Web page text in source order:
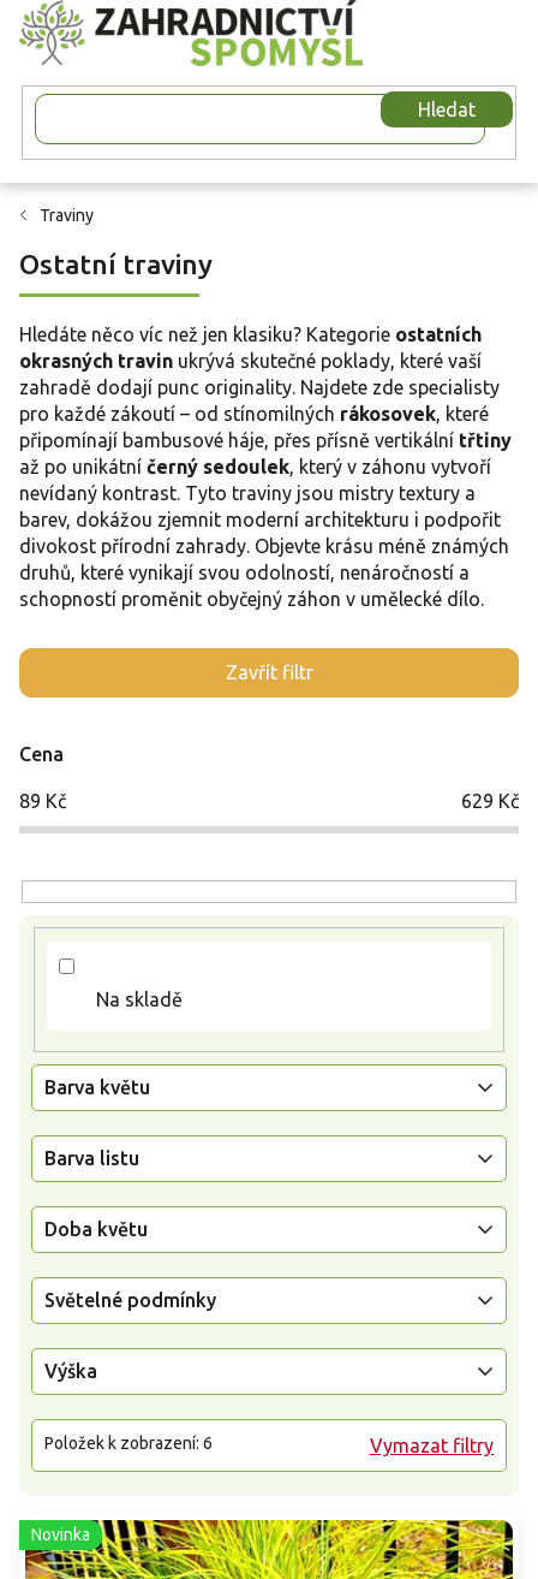
Přejít
na
obsah
Hledat
Traviny
Ostatní traviny
Hledáte něco víc než jen klasiku? Kategorie ostatních
okrasných travin ukrývá skutečné poklady, které vaší
zahradě dodají punc originality. Najdete zde specialisty
pro každé zákoutí – od stínomilných rákosovek , které
připomínají bambusové háje, přes přísně vertikální třtiny
až po unikátní černý sedoulek , který v záhonu vytvoří
nevídaný kontrast. Tyto traviny jsou mistry textury a
barev, dokážou zjemnit moderní architekturu i podpořit
divokost přírodní zahrady. Objevte krásu méně známých
druhů, které vynikají svou odolností, nenáročností a
schopností proměnit obyčejný záhon v umělecké dílo.
Zavřít filtr
Cena
89 Kč 629 Kč
Na skladě
Barva květu
Barva listu
Doba květu
Světelné podmínky
Výška
Vymazat filtry
Položek k zobrazení: 6
V
ý
s
p
u
Novinka